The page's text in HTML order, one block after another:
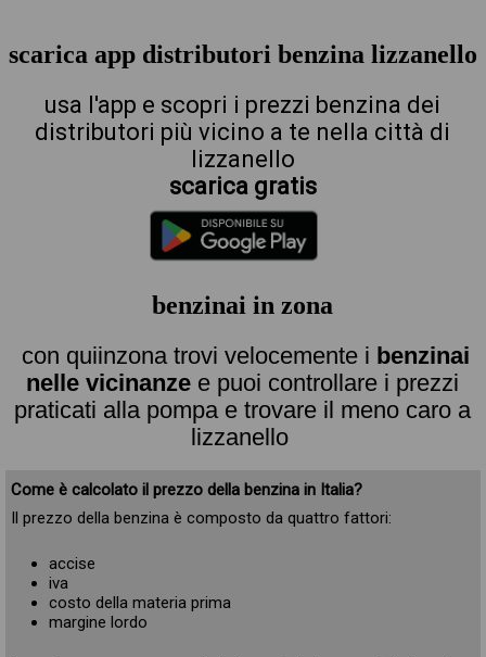
scarica app distributori benzina lizzanello
usa l'app e scopri i prezzi benzina dei
distributori più vicino a te nella città di
lizzanello
scarica gratis
benzinai in zona
con quiinzona trovi velocemente i benzinai
nelle vicinanze e puoi controllare i prezzi
praticati alla pompa e trovare il meno caro a
lizzanello
Come è calcolato il prezzo della benzina in Italia?
Il prezzo della benzina è composto da quattro fattori:
accise
iva
costo della materia prima
margine lordo